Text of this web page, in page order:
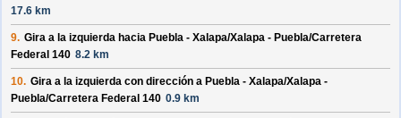
17.6 km
9. Gira a la izquierda hacia Puebla - Xalapa/Xalapa - Puebla/Carretera
Federal 140 8.2 km
10. Gira a la izquierda con dirección a Puebla - Xalapa/Xalapa -
Puebla/Carretera Federal 140 0.9 km